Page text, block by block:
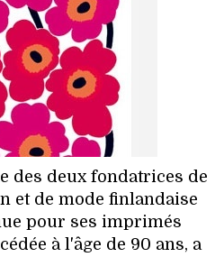
AUTO
DE RUE
MARQUES
des deux fondatrices de
et de mode finlandaise
pour ses imprimés
à l'âge de 90 ans, a